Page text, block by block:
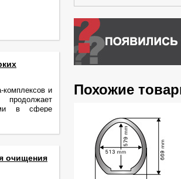
Похожие
комплексов и
в сфере
телом.
очищения